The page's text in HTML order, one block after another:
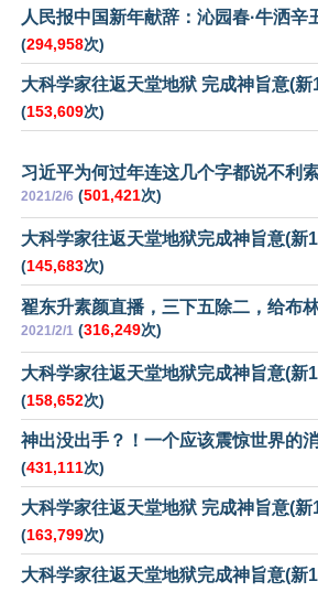
人民报中国新年献辞：沁园春·牛洒辛
(294,958次)
大科学家往返天堂地狱 完成神旨意(新
(153,609次)
习近平为何过年连这几个字都说不利
2021/2/6 (501,421次)
大科学家往返天堂地狱完成神旨意(新
(145,683次)
翟东升素颜直播，三下五除二，给布
2021/2/1 (316,249次)
大科学家往返天堂地狱完成神旨意(新
(158,652次)
神出没出手？！一个应该震惊世界的
(431,111次)
大科学家往返天堂地狱 完成神旨意(新
(163,799次)
大科学家往返天堂地狱完成神旨意(新